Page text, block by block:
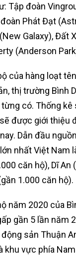
Tập đoàn
Phát Đạt
Galaxy), Đất
(Anderson
của hàng loạt
thị trường Bình
có. Thống kê
được giới thiệu
Dẫn đầu
nhất Việt Nam
căn hộ), Dĩ An
1.000 căn hộ).
năm 2020 của
gần 5 lần năm
sản Thuận
khu vực phía